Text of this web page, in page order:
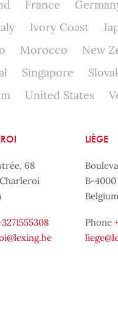
France
Ivory Coast
Morocco New
Singapore
United States
68
LIÈGE
B-
Belgium
Phone